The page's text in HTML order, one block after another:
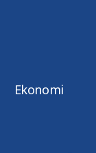
Ekonomi